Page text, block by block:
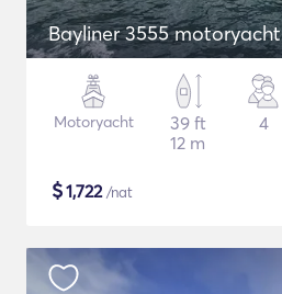
Bayliner 3555 motoryacht
Motoryacht
39 ft
12 m
4
$1,722/nat